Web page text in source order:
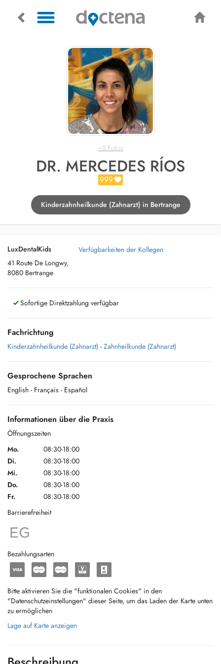
+8 Fotos
DR. MERCEDES RÍOS
999
Kinderzahnheilkunde (Zahnarzt) in Bertrange
LuxDentalKids
41 Route De Longwy,
8080 Bertrange
Verfügbarkeiten der Kollegen
Sofortige Direktzahlung verfügbar
Fachrichtung
Kinderzahnheilkunde (Zahnarzt) - Zahnheilkunde (Zahnarzt)
Gesprochene Sprachen
English - Français - Español
Informationen über die Praxis
Öffnungszeiten
Mo.
08:30-18:00
Di.
08:30-18:00
Mi.
08:30-18:00
Do.
08:30-18:00
Fr.
08:30-18:00
Barrierefreiheit
Bezahlungsarten
Bitte aktivieren Sie die "funktionalen Cookies" in den
"Datenschutzeinstellungen" dieser Seite, um das Laden der Karte unten
zu ermöglichen
Lage auf Karte anzeigen